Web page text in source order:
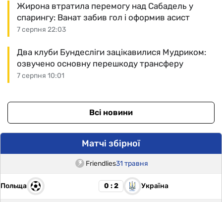
7 серпня 22:03
Жирона втратила перемогу над Сабадель у
спарингу: Ванат забив гол і оформив асист
7 серпня 10:01
Два клуби Бундесліги зацікавилися Мудриком:
озвучено основну перешкоду трансферу
Всі новини
Матчі збірної
Friendlies31 травня
Польща 0 : 2 Україна